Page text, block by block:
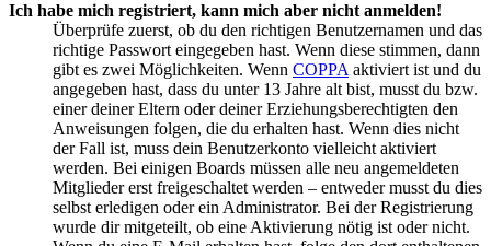
Ich habe mich registriert, kann mich aber nicht anmelden!
Überprüfe zuerst, ob du den richtigen Benutzernamen und das
richtige Passwort eingegeben hast. Wenn diese stimmen, dann
gibt es zwei Möglichkeiten. Wenn COPPA aktiviert ist und du
angegeben hast, dass du unter 13 Jahre alt bist, musst du bzw.
einer deiner Eltern oder deiner Erziehungsberechtigten den
Anweisungen folgen, die du erhalten hast. Wenn dies nicht
der Fall ist, muss dein Benutzerkonto vielleicht aktiviert
werden. Bei einigen Boards müssen alle neu angemeldeten
Mitglieder erst freigeschaltet werden – entweder musst du dies
selbst erledigen oder ein Administrator. Bei der Registrierung
wurde dir mitgeteilt, ob eine Aktivierung nötig ist oder nicht.